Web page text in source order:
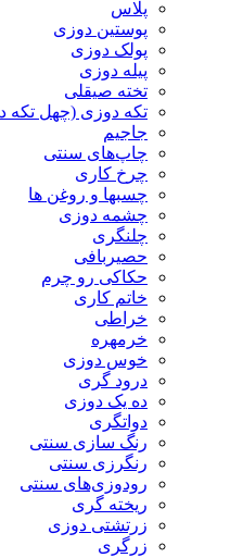
پلاس
پوستین دوزی
پولک دوزی
پیله دوزی
تخته صیقلی
تکه دوزی (چهل تکه
جاجیم
چاپ‌های سنتی
چرخ کاری
چسبها و روغن ها
چشمه دوزی
چلنگری
حصیربافی
حکاکی رو چرم
خاتم کاری
خراطی
خرمهره
خوس دوزی
درود گری
ده یک دوزی
دواتگری
رنگ سازی سنتی
رنگرزی سنتی
رودوزی‌های سنتی
ریخته گری
زرتشتی دوزی
زرگری